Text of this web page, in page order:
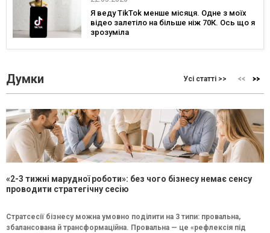
Я веду TikTok менше місяця. Одне з моїх
відео залетіло на більше ніж 70К. Ось що я
зрозуміла
Думки Усі статті >>
«2-3 тижні марудної роботи»: без чого бізнесу немає сенсу
проводити стратегічну сесію
Стратсесії бізнесу можна умовно поділити на 3 типи: провальна,
збалансована й трансформаційна. Провальна — це «рефлексія під